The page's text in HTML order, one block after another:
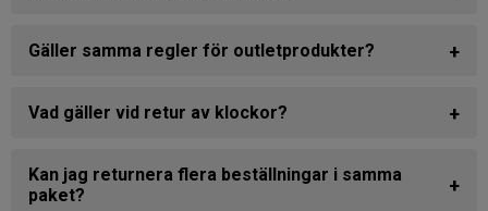
Gäller samma regler för outletprodukter?
Vad gäller vid retur av klockor?
Kan jag returnera flera beställningar i samma
paket?